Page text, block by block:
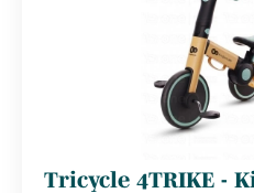
Tricycle 4TRIKE -